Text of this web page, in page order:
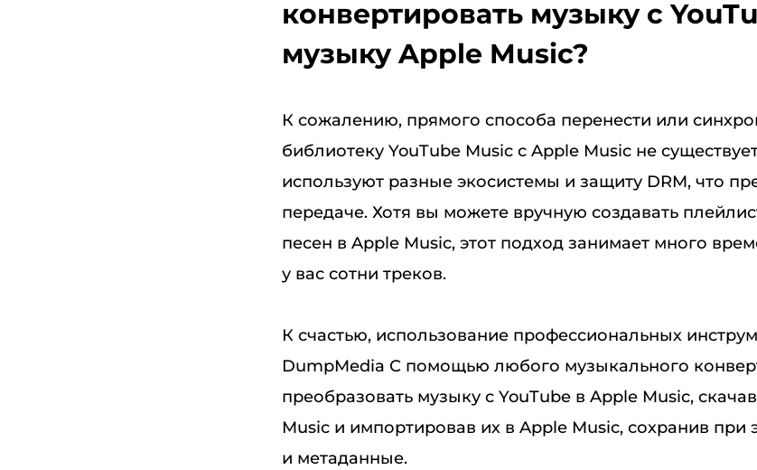
конвертировать музыку с
музыку Apple Music?
К сожалению, прямого способа перенести или
библиотеку YouTube Music с Apple Music не
используют разные экосистемы и защиту DRM, что
передаче. Хотя вы можете вручную создавать
песен в Apple Music, этот подход занимает много
у вас сотни треков.
К счастью, использование профессиональных
DumpMedia С помощью любого музыкального
преобразовать музыку с YouTube в Apple Music,
Music и импортировав их в Apple Music, сохранив при
и метаданные.